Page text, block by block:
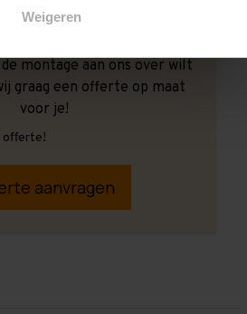
Weigeren
montage aan ons over wilt
graag een offerte op maat
voor je!
offerte!
aanvragen